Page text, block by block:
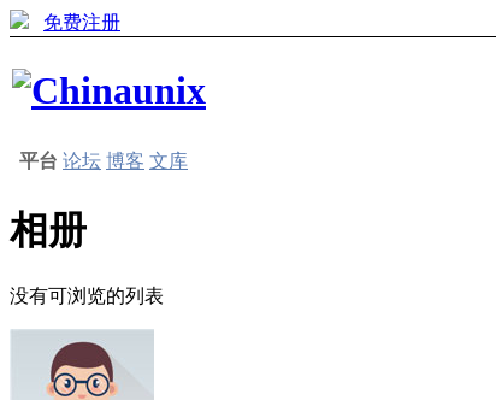
免费注册
平台 论坛 博客 文库
相册
没有可浏览的列表